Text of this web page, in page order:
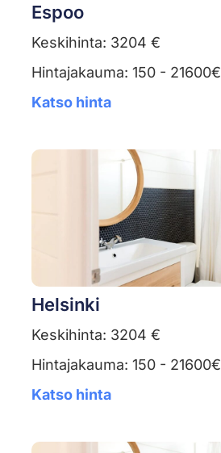
Espoo
Keskihinta: 3204 €
Hintajakauma: 150 - 21600€
Katso hinta
Helsinki
Keskihinta: 3204 €
Hintajakauma: 150 - 21600€
Katso hinta